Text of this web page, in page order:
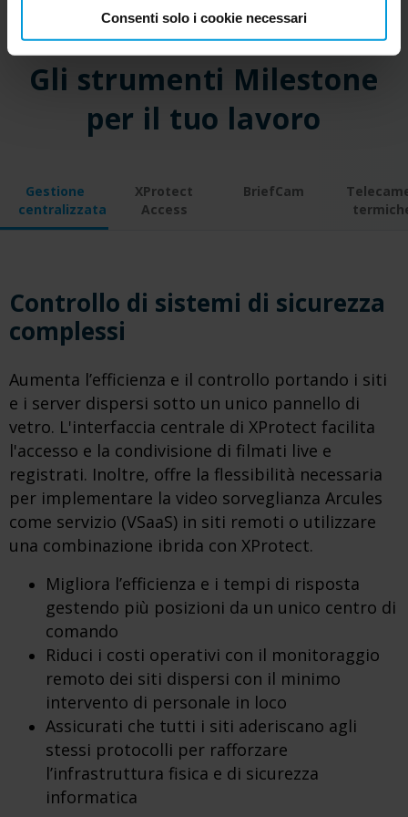
Consenti solo i cookie necessari
Gli strumenti Milestone
per il tuo lavoro
Gestione
centralizzata
XProtect
Access
BriefCam
Controllo di sistemi di sicurezza
complessi
Aumenta l’efficienza e il controllo portando i siti
e i server dispersi sotto un unico pannello di
vetro. L'interfaccia centrale di XProtect facilita
l'accesso e la condivisione di filmati live e
registrati. Inoltre, offre la flessibilità necessaria
per implementare la video sorveglianza Arcules
come servizio (VSaaS) in siti remoti o utilizzare
una combinazione ibrida con XProtect.
Migliora l’efficienza e i tempi di risposta
gestendo più posizioni da un unico centro di
comando
​Riduci i costi operativi con il monitoraggio
remoto dei siti dispersi con il minimo
intervento di personale in loco
​Assicurati che tutti i siti aderiscano agli
stessi protocolli per rafforzare
l’infrastruttura fisica e di sicurezza
informatica